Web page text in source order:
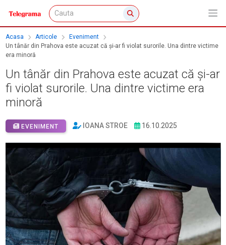
Acasa Articole
Eveniment
Un tânăr din Prahova este acuzat că și-ar fi violat surorile. Una dintre victime
era minoră
Un tânăr din Prahova este acuzat că și-ar
fi violat surorile. Una dintre victime era
minoră
EVENIMENT IOANA STROE 16.10.2025